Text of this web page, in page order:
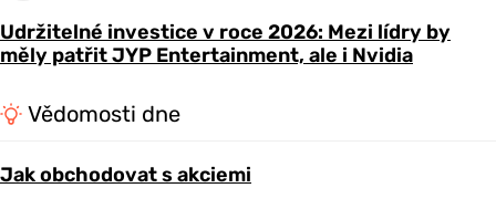
Udržitelné investice v roce 2026: Mezi lídry by
měly patřit JYP Entertainment, ale i Nvidia
Vědomosti dne
Jak obchodovat s akciemi